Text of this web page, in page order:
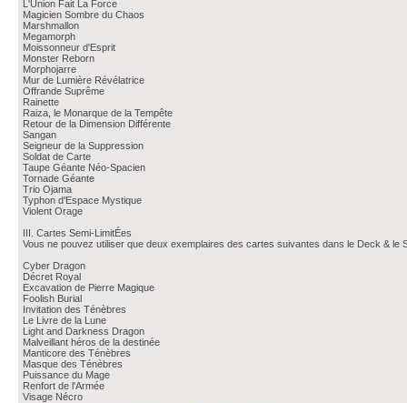
L'Union Fait La Force
Magicien Sombre du Chaos
Marshmallon
Megamorph
Moissonneur d'Esprit
Monster Reborn
Morphojarre
Mur de Lumière Révélatrice
Offrande Suprême
Rainette
Raiza, le Monarque de la Tempête
Retour de la Dimension Différente
Sangan
Seigneur de la Suppression
Soldat de Carte
Taupe Géante Néo-Spacien
Tornade Géante
Trio Ojama
Typhon d'Espace Mystique
Violent Orage
III. Cartes Semi-LimitÉes
Vous ne pouvez utiliser que deux exemplaires des cartes suivantes dans le Deck & le
Cyber Dragon
Décret Royal
Excavation de Pierre Magique
Foolish Burial
Invitation des Ténèbres
Le Livre de la Lune
Light and Darkness Dragon
Malveillant héros de la destinée
Manticore des Ténèbres
Masque des Ténèbres
Puissance du Mage
Renfort de l'Armée
Visage Nécro